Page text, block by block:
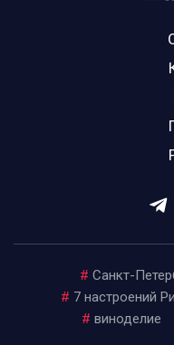
# Санкт-
# 7 настроений
# виноделие